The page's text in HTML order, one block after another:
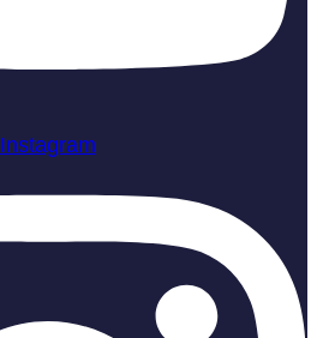
Instagram